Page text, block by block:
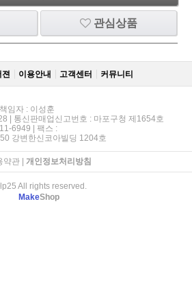
관심상품
젼 이용안내 고객센터 커뮤니티
임자 : 이성훈
| 통신판매업신고번호 : 마포구청 제1654호
6949 | 팩스 :
강변한신코아빌딩 1204호
약관| 개인정보처리방침
All rights reserved.
MakeShop